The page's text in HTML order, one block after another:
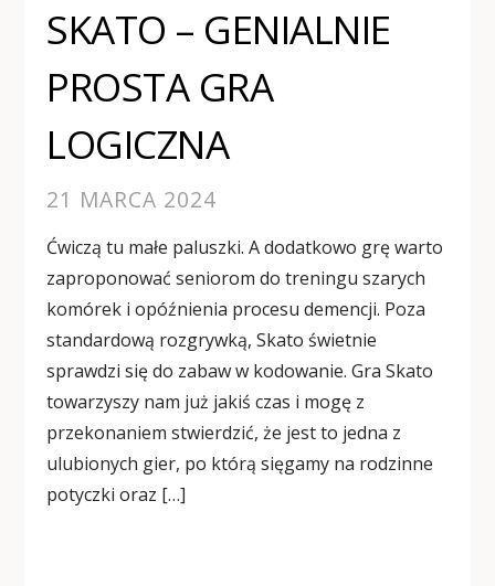
SKATO – GENIALNIE
PROSTA GRA
LOGICZNA
21 MARCA 2024
Ćwiczą tu małe paluszki. A dodatkowo grę warto
zaproponować seniorom do treningu szarych
komórek i opóźnienia procesu demencji. Poza
standardową rozgrywką, Skato świetnie
sprawdzi się do zabaw w kodowanie. Gra Skato
towarzyszy nam już jakiś czas i mogę z
przekonaniem stwierdzić, że jest to jedna z
ulubionych gier, po którą sięgamy na rodzinne
potyczki oraz […]